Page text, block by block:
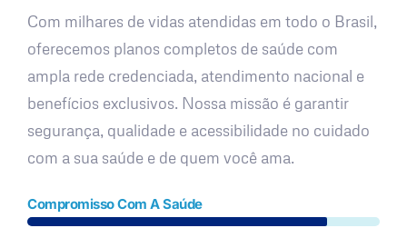
Com milhares de vidas atendidas em todo o Brasil,
oferecemos planos completos de saúde com
ampla rede credenciada, atendimento nacional e
benefícios exclusivos. Nossa missão é garantir
segurança, qualidade e acessibilidade no cuidado
com a sua saúde e de quem você ama.
Compromisso Com A Saúde